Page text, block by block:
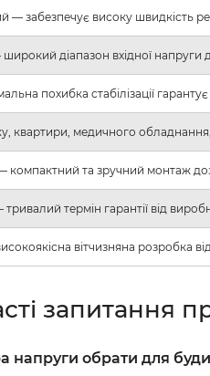
— забезпечує високу швидкість
діапазон вхідної напруги
похибка стабілізації
квартири, медичного обладнання,
компактний та зручний монтаж
тривалий термін гарантії від
вітчизняна розробка
запитання
напруги обрати для